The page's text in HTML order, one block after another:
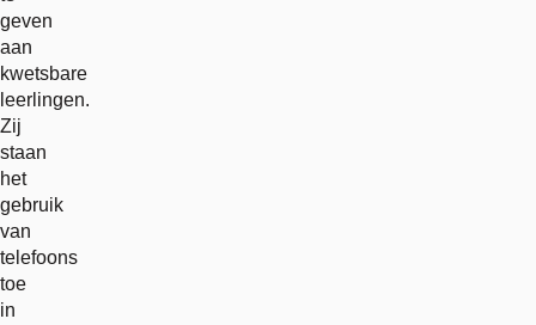
geven
aan
kwetsbare
leerlingen.
Zij
staan
het
gebruik
van
telefoons
toe
in